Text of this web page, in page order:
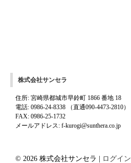
株式会社サンセラ
住所: 宮崎県都城市早鈴町 1866 番地 18
電話: 0986-24-8338 （直通090-4473-2810）
FAX: 0986-25-1732
メールアドレス: f-kurogi@sunthera.co.jp
© 2026 株式会社サンセラ |
ログイン